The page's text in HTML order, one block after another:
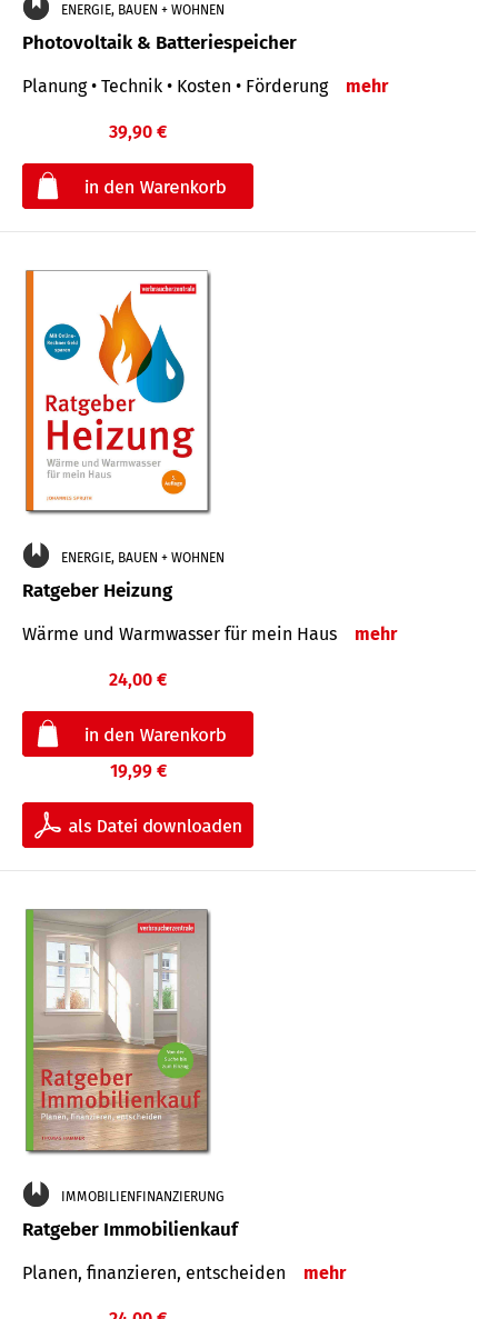
ENERGIE, BAUEN + WOHNEN
Photovoltaik & Batteriespeicher
Planung • Technik • Kosten • Förderung mehr
39,90 €
ENERGIE, BAUEN + WOHNEN
Ratgeber Heizung
Wärme und Warmwasser für mein Haus mehr
24,00 €
19,99 €
IMMOBILIENFINANZIERUNG
Ratgeber Immobilienkauf
Planen, finanzieren, entscheiden mehr